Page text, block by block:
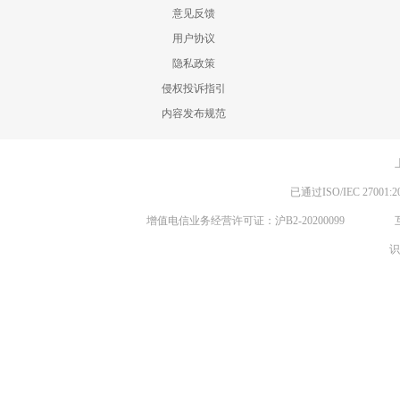
意见反馈
用户协议
隐私政策
侵权投诉指引
内容发布规范
已通过ISO/IEC
增值电信业务经营许可证：沪B2-20200099